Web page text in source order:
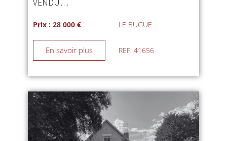
VENDU…
Prix : 28 000 € LE BUGUE
En savoir plus REF. 41656